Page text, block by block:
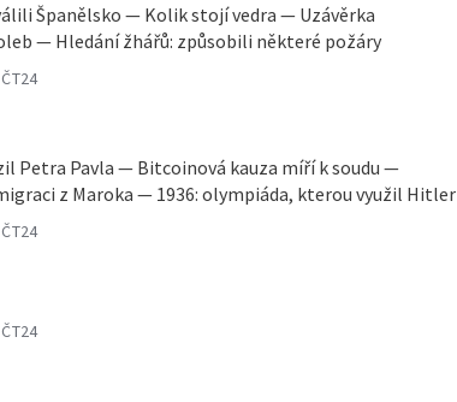
Španělsko — Kolik stojí vedra — Uzávěrka
— Hledání žhářů: způsobili některé požáry
Petra Pavla — Bitcoinová kauza míří k soudu —
z Maroka — 1936: olympiáda, kterou využil Hitler